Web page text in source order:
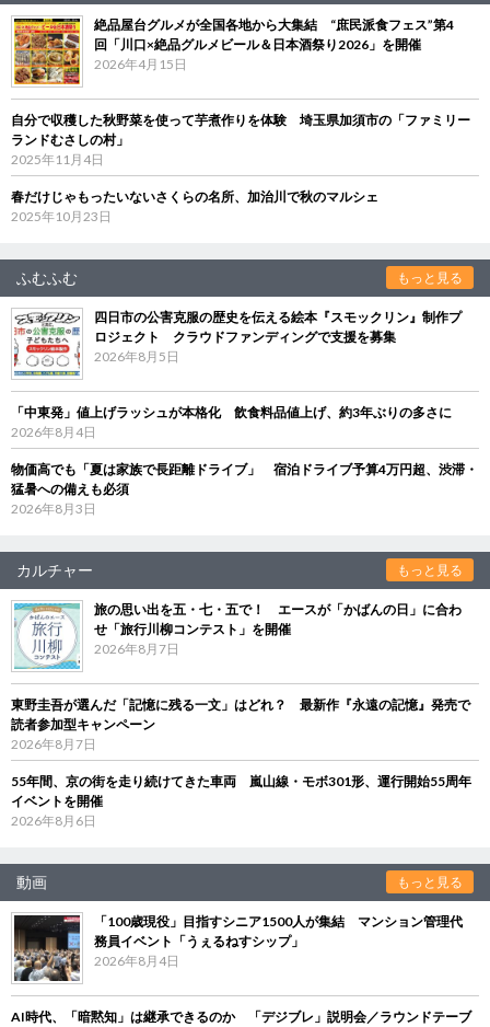
絶品屋台グルメが全国各地から大集結 “庶民派食フェス”第4
回「川口×絶品グルメビール＆日本酒祭り2026」を開催
2026年4月15日
自分で収穫した秋野菜を使って芋煮作りを体験 埼玉県加須市の「ファミリー
ランドむさしの村」
2025年11月4日
春だけじゃもったいないさくらの名所、加治川で秋のマルシェ
2025年10月23日
ふむふむ もっと見る
四日市の公害克服の歴史を伝える絵本『スモックリン』制作プ
ロジェクト クラウドファンディングで支援を募集
2026年8月5日
「中東発」値上げラッシュが本格化 飲食料品値上げ、約3年ぶりの多さに
2026年8月4日
物価高でも「夏は家族で長距離ドライブ」 宿泊ドライブ予算4万円超、渋滞・
猛暑への備えも必須
2026年8月3日
カルチャー もっと見る
旅の思い出を五・七・五で！ エースが「かばんの日」に合わ
せ「旅行川柳コンテスト」を開催
2026年8月7日
東野圭吾が選んだ「記憶に残る一文」はどれ？ 最新作『永遠の記憶』発売で
読者参加型キャンペーン
2026年8月7日
55年間、京の街を走り続けてきた車両 嵐山線・モボ301形、運行開始55周年
イベントを開催
2026年8月6日
動画 もっと見る
「100歳現役」目指すシニア1500人が集結 マンション管理代
務員イベント「うぇるねすシップ」
2026年8月4日
AI時代、「暗黙知」は継承できるのか 「デジブレ」説明会／ラウンドテーブ